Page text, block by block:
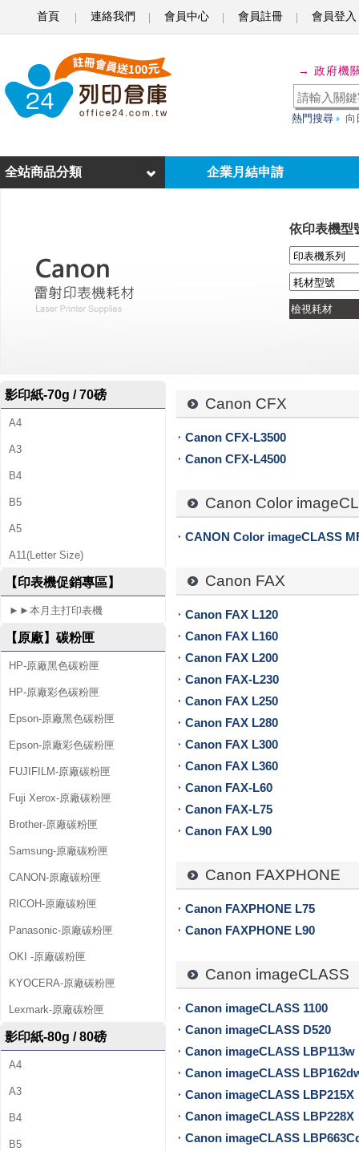
首頁 連絡我們 會員中心 會員註冊 會員登入
f
c
e
專
售
廠
牌
碳
粉
匣
、
墨
匣
、
影
印
紙
補
充
墨
水
、
連
供
墨
→ 政府機
熱門搜尋 向
企業月結申請
全站商品分類
依印表機型
影印紙-70g / 70磅
A4
A3
B4
B5
A5
A11(Letter Size)
【印表機促銷專區】
►►本月主打印表機
【原廠】碳粉匣
HP-原廠黑色碳粉匣
HP-原廠彩色碳粉匣
Epson-原廠黑色碳粉匣
Epson-原廠彩色碳粉匣
FUJIFILM-原廠碳粉匣
Fuji Xerox-原廠碳粉匣
Brother-原廠碳粉匣
Samsung-原廠碳粉匣
CANON-原廠碳粉匣
RICOH-原廠碳粉匣
Panasonic-原廠碳粉匣
OKI -原廠碳粉匣
KYOCERA-原廠碳粉匣
Lexmark-原廠碳粉匣
影印紙-80g / 80磅
A4
A3
B4
B5
Canon CFX
Canon CFX-L3500
Canon CFX-L4500
Canon Color
CANON Color imageCLASS
Canon FAX
Canon FAX L120
Canon FAX L160
Canon FAX L200
Canon FAX-L230
Canon FAX L250
Canon FAX L280
Canon FAX L300
Canon FAX L360
Canon FAX-L60
Canon FAX-L75
Canon FAX L90
Canon FAXPHONE
Canon FAXPHONE L75
Canon FAXPHONE L90
Canon imageCLASS
Canon imageCLASS 1100
Canon imageCLASS D520
Canon imageCLASS LBP113w
Canon imageCLASS
Canon imageCLASS LBP215X
Canon imageCLASS LBP228X
Canon imageCLASS